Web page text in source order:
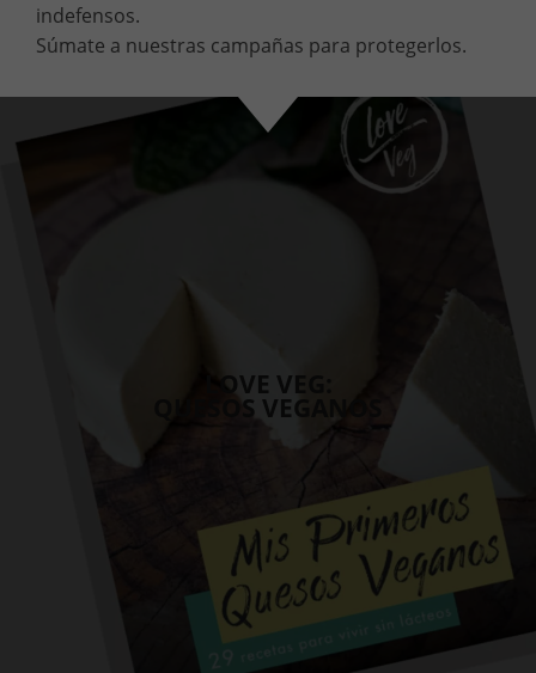
indefensos.
Súmate a nuestras campañas para protegerlos.
LOVE VEG:
QUESOS VEGANOS